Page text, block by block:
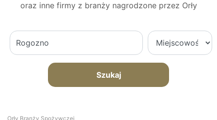
oraz inne firmy z branży nagrodzone przez Orły
Szukaj
Orły Branży Spożywczej